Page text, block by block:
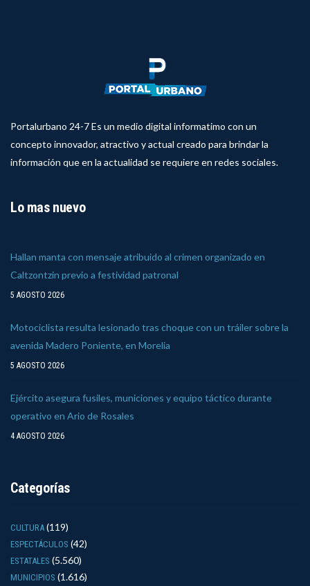
Portalurbano 24-7 Es un medio digital informatimo con un
concepto innovador, atractivo y actual creado para brindar la
información que en la actualidad se requiere en redes sociales.
Lo mas nuevo
Hallan manta con mensaje atribuido al crimen organizado en
Caltzontzin previo a festividad patronal
5 AGOSTO 2026
Motociclista resulta lesionado tras choque con un tráiler sobre la
avenida Madero Poniente, en Morelia
5 AGOSTO 2026
Ejército asegura fusiles, municiones y equipo táctico durante
operativo en Ario de Rosales
4 AGOSTO 2026
Categorías
CULTURA (119)
ESPECTÁCULOS (42)
ESTATALES (5.560)
MUNICIPIOS (1.616)